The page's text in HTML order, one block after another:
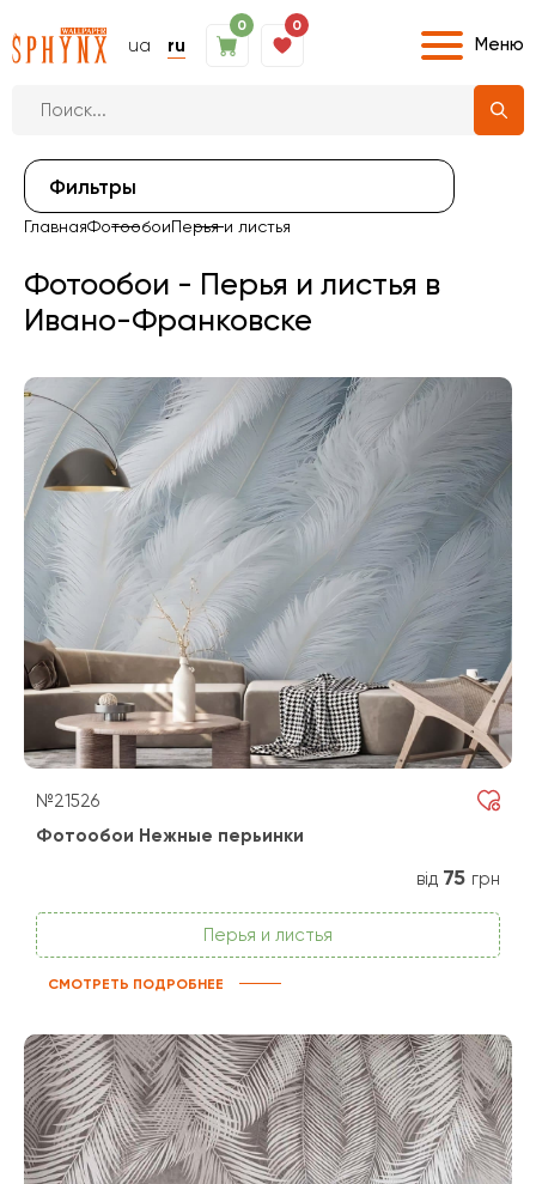
ua ru
0 0
Меню
Фильтры
ГлавнаяФотообоиПерья и листья
Фотообои - Перья и листья в
Ивано-Франковске
№21526
Фотообои Нежные перьинки
від 75 грн
Перья и листья
СМОТРЕТЬ ПОДРОБНЕЕ